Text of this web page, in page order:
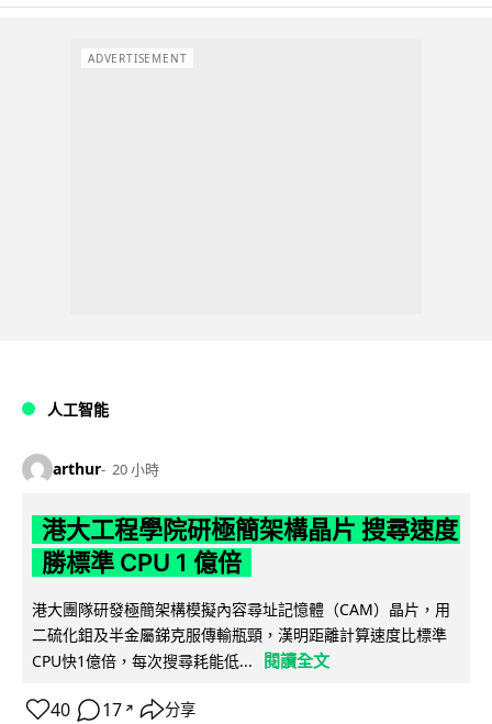
ADVERTISEMENT
人工智能
arthur 20 小時
港大工程學院研極簡架構晶片 搜尋速度
勝標準 CPU 1 億倍
港大團隊研發極簡架構模擬內容尋址記憶體（CAM）晶片，用
二硫化鉬及半金屬銻克服傳輸瓶頸，漢明距離計算速度比標準
CPU快1億倍，每次搜尋耗能低...
閱讀全文
40 17 ↗ 分享